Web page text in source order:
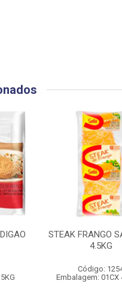
STEAK FRANGO
4.5KG
Código:
Embalagem: 01CX